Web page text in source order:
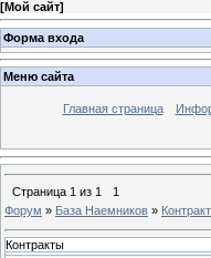
[Мой сайт]
Форма входа
Меню сайта
Главная страница
Страница 1 из 1
1
Форум » База Наемников »
Контракты